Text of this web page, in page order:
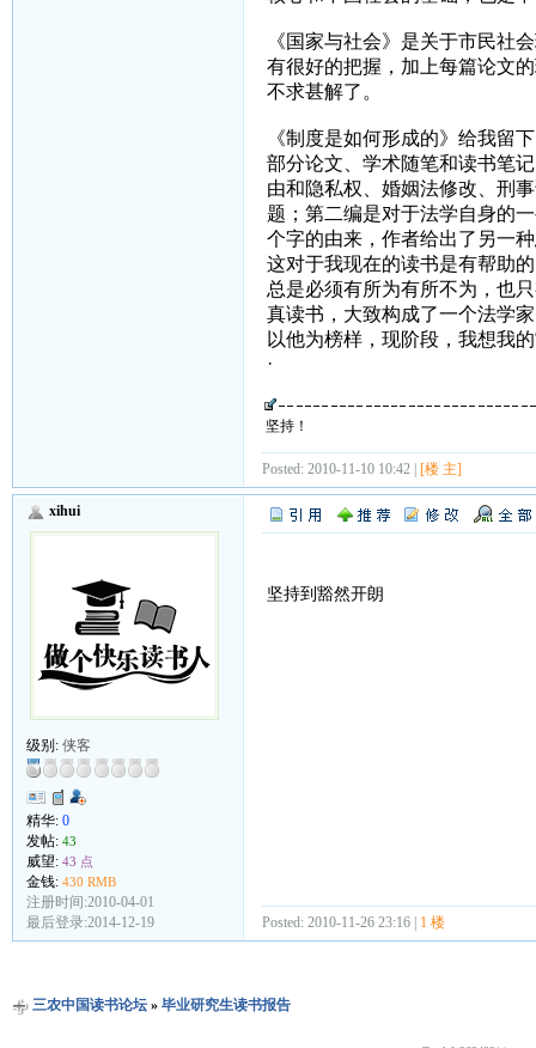
《国家与社会》是关于市民社
有很好的把握，加上每篇论文
不求甚解了。
《制度是如何形成的》给我留
部分论文、学术随笔和读书笔
由和隐私权、婚姻法修改、刑
题；第二编是对于法学自身的
个字的由来，作者给出了另一
这对于我现在的读书是有帮助
总是必须有所为有所不为，也
真读书，大致构成了一个法学
以他为榜样，现阶段，我想我
·
坚持！
Posted: 2010-11-10 10:42 | [楼 主]
xihui
级别: 侠客
精华: 0
发帖: 43
威望: 43 点
金钱: 430 RMB
注册时间:2010-04-01
最后登录:2014-12-19
坚持到豁然开朗
Posted: 2010-11-26 23:16 | 1 楼
三农中国读书论坛» 毕业研究生读书报告